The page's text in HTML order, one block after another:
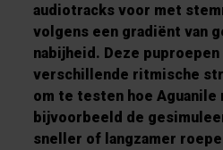
audiotracks voor met
volgens een gradiënt van
nabijheid. Deze
verschillende ritmische
om te testen hoe Aguanile
bijvoorbeeld de
sneller of langzamer